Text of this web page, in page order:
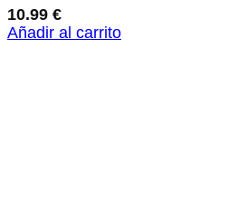
10.99 €
Añadir al carrito